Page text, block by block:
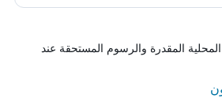
المقدرة والرسوم المستحقة عند